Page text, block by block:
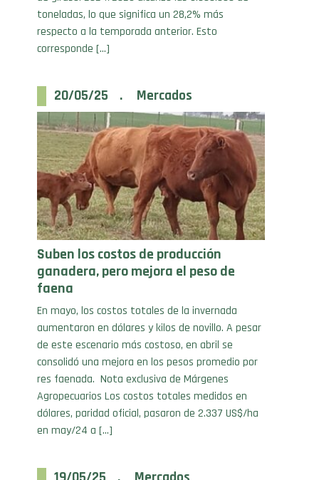
respecto a la temporada anterior. Esto
corresponde […]
Suben los costos de producción
ganadera, pero mejora el peso de
faena
En mayo, los costos totales de la invernada
aumentaron en dólares y kilos de novillo. A pesar
de este escenario más costoso, en abril se
consolidó una mejora en los pesos promedio por
res faenada. Nota exclusiva de Márgenes
Agropecuarios Los costos totales medidos en
dólares, paridad oficial, pasaron de 2.337 US$/ha
en may/24 a […]